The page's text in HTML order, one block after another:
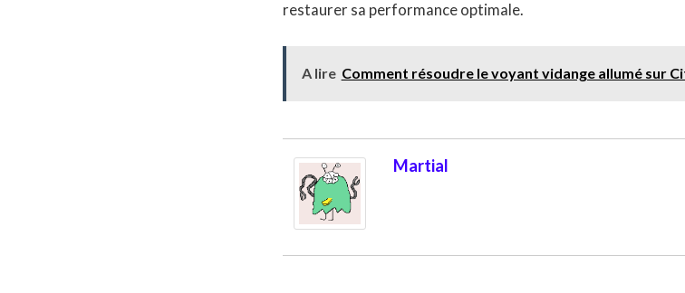
restaurer sa performance optimale.
A lire Comment résoudre le voyant vidange allumé sur
Martial